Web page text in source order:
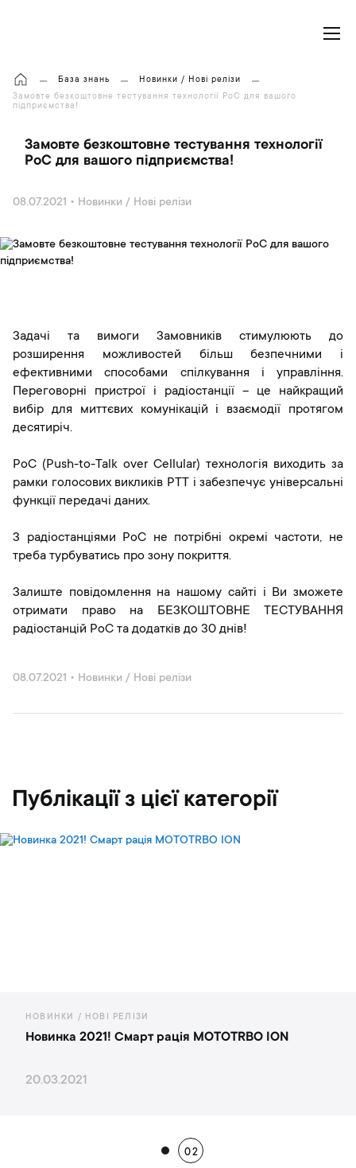
База знань
Новинки / Нові релізи
Замовте безкоштовне тестування технології PoC для вашого
підприємства!
Замовте безкоштовне тестування технології
PoC для вашого підприємства!
08.07.2021 • Новинки / Нові релізи
Задачі та вимоги Замовників стимулюють до
розширення можливостей більш безпечними і
ефективними способами спілкування і управління.
Переговорні пристрої і радіостанції – це найкращий
вибір для миттєвих комунікацій і взаємодії протягом
десятиріч.
PoC (Push-to-Talk over Cellular) технологія виходить за
рамки голосових викликів PTT і забезпечує універсальні
функції передачі даних.
З радіостанціями PoC не потрібні окремі частоти, не
треба турбуватись про зону покриття.
Залиште повідомлення на нашому сайті і Ви зможете
отримати право на БЕЗКОШТОВНЕ ТЕСТУВАННЯ
радіостанцій PoC та додатків до 30 днів!
08.07.2021 • Новинки / Нові релізи
Публікації з цієї категорії
НОВИНКИ / НОВІ РЕЛІЗИ
Новинка 2021! Смарт рація MOTOTRBO ION
20.03.2021